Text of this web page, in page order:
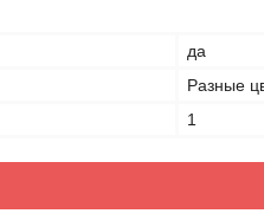
да
Разные
1